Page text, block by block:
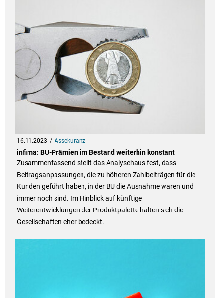
16.11.2023 Assekuranz
infima: BU-Prämien im Bestand weiterhin konstant
Zusammenfassend stellt das Analysehaus fest, dass
Beitragsanpassungen, die zu höheren Zahlbeiträgen für die
Kunden geführt haben, in der BU die Ausnahme waren und
immer noch sind. Im Hinblick auf künftige
Weiterentwicklungen der Produktpalette halten sich die
Gesellschaften eher bedeckt.